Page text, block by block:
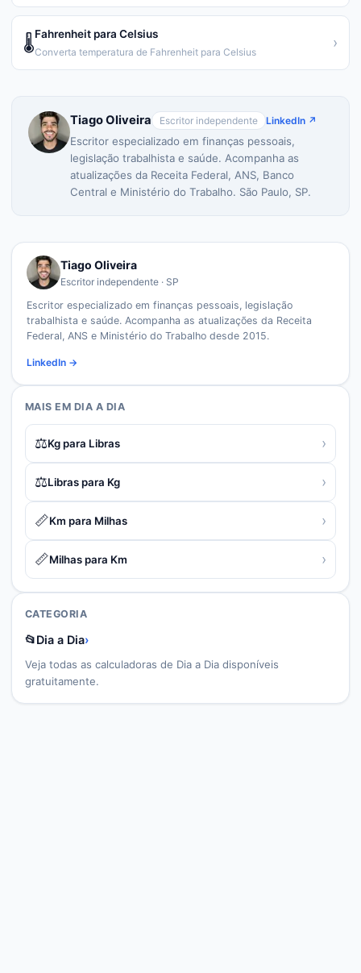
🌡️Fahrenheit para Celsius
Converta temperatura de Fahrenheit para Celsius
›
Tiago Oliveira Escritor independente LinkedIn ↗
Escritor especializado em finanças pessoais,
legislação trabalhista e saúde. Acompanha as
atualizações da Receita Federal, ANS, Banco
Central e Ministério do Trabalho. São Paulo, SP.
Tiago Oliveira
Escritor independente · SP
Escritor especializado em finanças pessoais, legislação
trabalhista e saúde. Acompanha as atualizações da Receita
Federal, ANS e Ministério do Trabalho desde 2015.
LinkedIn →
MAIS EM DIA A DIA
⚖️Kg para Libras ›
⚖️Libras para Kg ›
📏Km para Milhas ›
📏Milhas para Km ›
CATEGORIA
📂Dia a Dia›
Veja todas as calculadoras de Dia a Dia disponíveis
gratuitamente.